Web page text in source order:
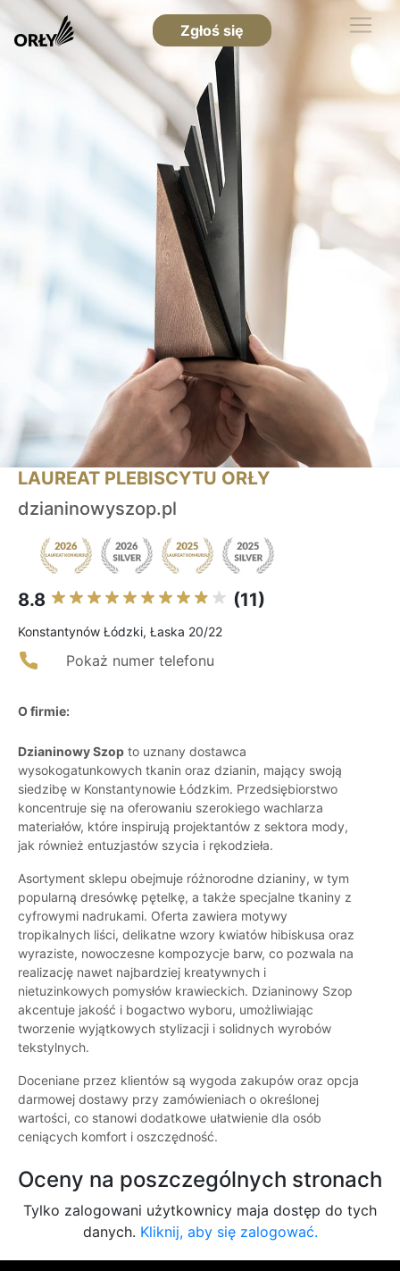
Zgłoś się
LAUREAT PLEBISCYTU ORŁY
dzianinowyszop.pl
8.8 (11)
Konstantynów Łódzki, Łaska 20/22
Pokaż numer telefonu
O firmie:
Dzianinowy Szop to uznany dostawca
wysokogatunkowych tkanin oraz dzianin, mający swoją
siedzibę w Konstantynowie Łódzkim. Przedsiębiorstwo
koncentruje się na oferowaniu szerokiego wachlarza
materiałów, które inspirują projektantów z sektora mody,
jak również entuzjastów szycia i rękodzieła.
Asortyment sklepu obejmuje różnorodne dzianiny, w tym
popularną dresówkę pętelkę, a także specjalne tkaniny z
cyfrowymi nadrukami. Oferta zawiera motywy
tropikalnych liści, delikatne wzory kwiatów hibiskusa oraz
wyraziste, nowoczesne kompozycje barw, co pozwala na
realizację nawet najbardziej kreatywnych i
nietuzinkowych pomysłów krawieckich. Dzianinowy Szop
akcentuje jakość i bogactwo wyboru, umożliwiając
tworzenie wyjątkowych stylizacji i solidnych wyrobów
tekstylnych.
Doceniane przez klientów są wygoda zakupów oraz opcja
darmowej dostawy przy zamówieniach o określonej
wartości, co stanowi dodatkowe ułatwienie dla osób
ceniących komfort i oszczędność.
Oceny na poszczególnych stronach
Tylko zalogowani użytkownicy maja dostęp do tych
danych. Kliknij, aby się zalogować.